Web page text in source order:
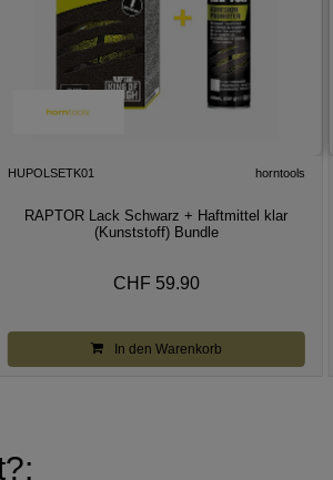
HUPOLSETK01 horntools
RAPTOR Lack Schwarz + Haftmittel klar
(Kunststoff) Bundle
CHF 59.90
In den Warenkorb